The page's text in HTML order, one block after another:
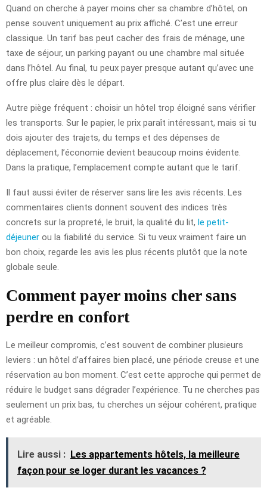
Quand on cherche à payer moins cher sa chambre d’hôtel, on
pense souvent uniquement au prix affiché. C’est une erreur
classique. Un tarif bas peut cacher des frais de ménage, une
taxe de séjour, un parking payant ou une chambre mal située
dans l’hôtel. Au final, tu peux payer presque autant qu’avec une
offre plus claire dès le départ.
Autre piège fréquent : choisir un hôtel trop éloigné sans vérifier
les transports. Sur le papier, le prix paraît intéressant, mais si tu
dois ajouter des trajets, du temps et des dépenses de
déplacement, l’économie devient beaucoup moins évidente.
Dans la pratique, l’emplacement compte autant que le tarif.
Il faut aussi éviter de réserver sans lire les avis récents. Les
commentaires clients donnent souvent des indices très
concrets sur la propreté, le bruit, la qualité du lit, le petit-
déjeuner ou la fiabilité du service. Si tu veux vraiment faire un
bon choix, regarde les avis les plus récents plutôt que la note
globale seule.
Comment payer moins cher sans
perdre en confort
Le meilleur compromis, c’est souvent de combiner plusieurs
leviers : un hôtel d’affaires bien placé, une période creuse et une
réservation au bon moment. C’est cette approche qui permet de
réduire le budget sans dégrader l’expérience. Tu ne cherches pas
seulement un prix bas, tu cherches un séjour cohérent, pratique
et agréable.
Lire aussi : Les appartements hôtels, la meilleure
façon pour se loger durant les vacances ?